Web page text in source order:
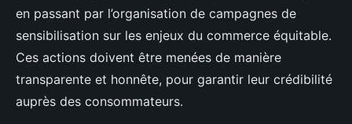
en passant par l’organisation de campagnes de
sensibilisation sur les enjeux du commerce équitable.
Ces actions doivent être menées de manière
transparente et honnête, pour garantir leur crédibilité
auprès des consommateurs.